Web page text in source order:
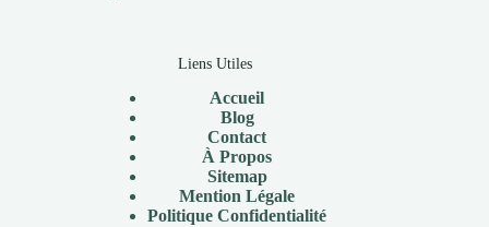
Liens Utiles
Accueil
Blog
Contact
À Propos
Sitemap
Mention Légale
Politique Confidentialité